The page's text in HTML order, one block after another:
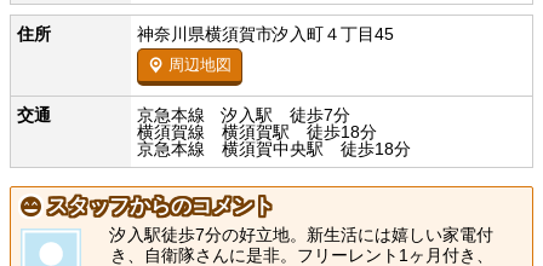
住所 神奈川県横須賀市汐入町４丁目45
周辺地図
交通
京急本線 汐入駅 徒歩7分
横須賀線 横須賀駅 徒歩18分
京急本線 横須賀中央駅 徒歩18分
スタッフからのコメント
汐入駅徒歩7分の好立地。新生活には嬉しい家電付
き、自衛隊さんに是非。フリーレント1ヶ月付き、